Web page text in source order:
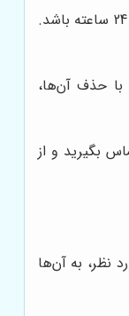
علاوه بر قیمت، به کیفیت خدمات ارائه شده توسط شرکت نیز توجه کنید. شرکتی را انتخاب کنید که دارای اتوبوس‌های سالم و تمیز، رانندگان مجرب و خوش‌برخورد و پشتیبانی 24 ساعته باشد.
با حذف آن‌ها،
بگیرید و از
نظر، به آن‌ها